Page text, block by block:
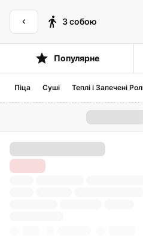
З собою
Популярне
Піца Суші Теплі і Запечені